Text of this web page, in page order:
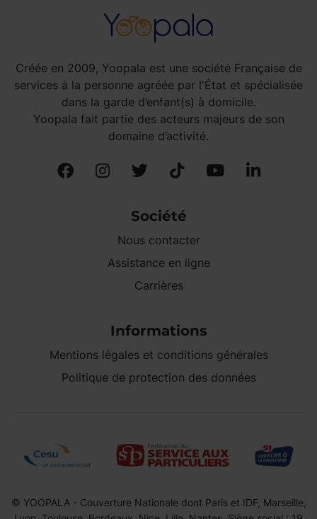
Créée en 2009, Yoopala est une société Française de
services à la personne agréée par l'État et spécialisée
dans la garde d’enfant(s) à domicile.
Yoopala fait partie des acteurs majeurs de son
domaine d’activité.
Société
Nous contacter
Assistance en ligne
Carrières
Informations
Mentions légales et conditions générales
Politique de protection des données
© YOOPALA - Couverture Nationale dont Paris et IDF, Marseille,